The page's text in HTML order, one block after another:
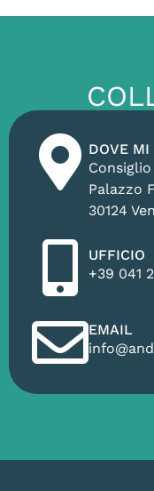
DOVE MI
Palazzo
30124
UFFICIO
+39 041
EMAIL